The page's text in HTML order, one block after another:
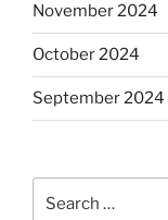
November 2024
October 2024
September 2024
for: